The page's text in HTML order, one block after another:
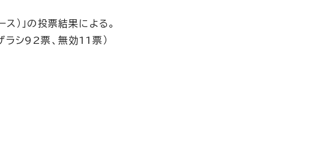
）」の投票結果による。
シ92票、無効11票）